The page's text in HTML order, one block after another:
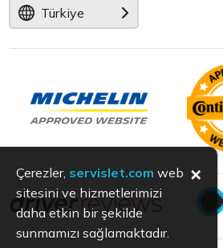
Türkiye
Çerezler, servislet.com web
sitesini ve hizmetlerimizi
daha etkin bir şekilde
sunmamızı sağlamaktadır.
×